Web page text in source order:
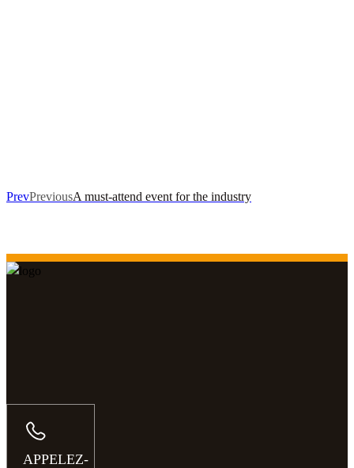
PrevPreviousA must-attend event for the industry
APPELEZ-